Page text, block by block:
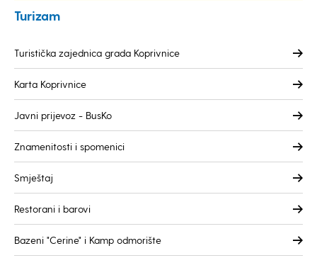
Turizam
Turistička zajednica grada Koprivnice
Karta Koprivnice
Javni prijevoz - BusKo
Znamenitosti i spomenici
Smještaj
Restorani i barovi
Bazeni "Cerine" i Kamp odmorište